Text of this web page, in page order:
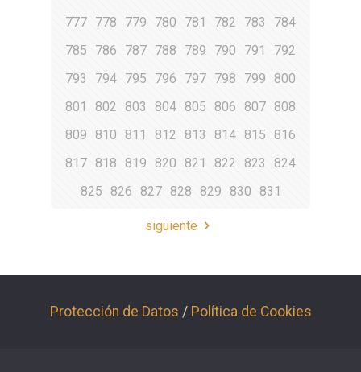
777 778 779 780 781 782 783
784
785
786 787 788 789 790 791
792
793
794 795 796 797 798 799
800
801
802 803 804 805 806 807 808
809
810 811 812 813 814 815
816
817 818 819 820 821 822 823
824
825
826 827 828 829 830 831
siguiente
Protección de Datos / Política de Cookies